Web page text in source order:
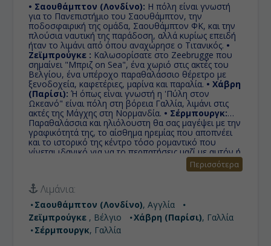
• Σαουθάμπτον (Λονδίνο): H πόλη είναι γνωστή
για το Πανεπιστήμιο του Σαουθάμπτον, την
ποδοσφαιρική της ομάδα, Σαουθάμπτον ΦΚ, και την
πλούσια ναυτική της παράδοση, αλλά κυρίως επειδή
ήταν το λιμάνι από όπου αναχώρησε ο Τιτανικός. •
Ζεϊμπρούγκε : Καλωσορίσατε στο Zeebrugge που
σημαίνει "Μπριζ on Sea", ένα χωριό στις ακτές του
Βελγίου, ένα υπέροχο παραθαλάσσιο θέρετρο με
ξενοδοχεία, καφετέριες, μαρίνα και παραλία.• Χάβρη
(Παρίσι): Ή όπως είναι γνωστή η 'Πύλη στον
Ωκεανό" είναι πόλη στη βόρεια Γαλλία, λιμάνι στις
ακτές της Μάγχης στη Νορμανδία. • Σέρμπουργκ:
Παραθαλάσσια και ηλιόλουστη θα σας μαγέψει με την
γραφικότητά της, το αίσθημα ηρεμίας που αποπνέει
και το ιστορικό της κέντρο τόσο ρομαντικό που
γίνεται ιδανικό για να το περπατήσεις μαζί με αυτόν ή
Περισσότερα
Λιμάνια:
Σαουθάμπτον (Λονδίνο), Αγγλία
Ζεϊμπρούγκε , Βέλγιο Χάβρη (Παρίσι), Γαλλία
Σέρμπουργκ, Γαλλία